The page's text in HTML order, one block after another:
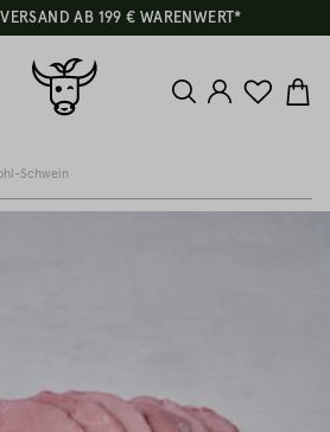
AB 199 € WARENWERT*
Schwein